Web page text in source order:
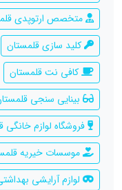
متخصص ارتوپدی
کلید سازی قلمستان
کافی نت قلمستان
بینایی سنجی
فروشگاه لوازم خانگی
موسسات خیریه
لوازم آرایشی